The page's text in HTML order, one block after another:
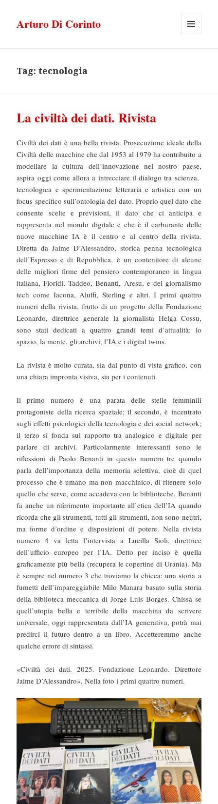
Arturo Di Corinto
Tag:tecnologia
La civiltà dei dati. Rivista
Civiltà dei dati è una bella rivista. Prosecuzione ideale della
Civiltà delle macchine che dal 1953 al 1979 ha contribuito a
modellare la cultura dell’innovazione nel nostro paese,
aspira oggi come allora a intrecciare il dialogo tra scienza,
tecnologica e sperimentazione letteraria e artistica con un
focus specifico sull’ontologia del dato. Proprio quel dato che
consente scelte e previsioni, il dato che ci anticipa e
rappresenta nel mondo digitale e che è il carburante delle
nuove macchine IA è il centro e al centro della rivista.
Diretta da Jaime D’Alessandro, storica penna tecnologica
dell’Espresso e di Repubblica, è un contenitore di alcune
delle migliori firme del pensiero contemporaneo in lingua
italiana, Floridi, Taddeo, Benanti, Aresu, e del giornalismo
tech come Iacona, Aluffi, Sterling e altri. I primi quattro
numeri della rivista, frutto di un progetto della Fondazione
Leonardo, direttrice generale la giornalista Helga Cossu,
sono stati dedicati a quattro grandi temi d’attualità: lo
spazio, la mente, gli archivi, l’IA e i digital twins.
La rivista è molto curata, sia dal punto di vista grafico, con
una chiara impronta visiva, sia per i contenuti.
Il primo numero è una parata delle stelle femminili
protagoniste della ricerca spaziale; il secondo, è incentrato
sugli effetti psicologici della tecnologia e dei social network;
il terzo si fonda sul rapporto tra analogico e digitale per
parlare di archivi. Particolarmente interessanti sono le
riflessioni di Paolo Benanti in questo numero tre quando
parla dell’importanza della memoria selettiva, cioè di quel
processo che è umano ma non macchinico, di ritenere solo
quello che serve, come accadeva con le biblioteche. Benanti
fa anche un riferimento importante all’etica dell’IA quando
ricorda che gli strumenti, tutti gli strumenti, non sono neutri,
ma forme d’ordine e disposizioni di potere. Nella rivista
numero 4 va letta l’intervista a Lucilla Sioli, direttrice
dell’ufficio europeo per l’IA. Detto per inciso è quella
graficamente più bella (recupera le copertine di Urania). Ma
è sempre nel numero 3 che troviamo la chicca: una storia a
fumetti dell’impareggiabile Milo Manara basato sulla storia
della biblioteca meccanica di Jorge Luis Borges. Chissà se
quell’utopia bella e terribile della macchina da scrivere
universale, oggi rappresentata dall’IA generativa, potrà mai
predirci il futuro dentro a un libro. Accetteremmo anche
qualche errore di sintassi.
«Civiltà dei dati. 2025. Fondazione Leonardo. Direttore
Jaime D’Alessandro». Nella foto i primi quattro numeri.